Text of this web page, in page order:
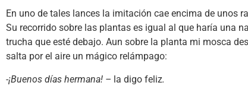
En uno de tales lances la imitación cae encima de unos
Su recorrido sobre las plantas es igual al que haría una
trucha que esté debajo. Aun sobre la planta mi mosca
salta por el aire un mágico relámpago:
-¡Buenos días hermana! – la digo feliz.